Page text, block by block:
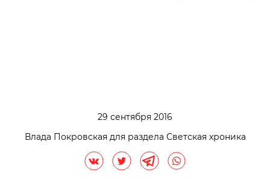
29 сентября 2016
Влада Покровская для раздела Светская хроника